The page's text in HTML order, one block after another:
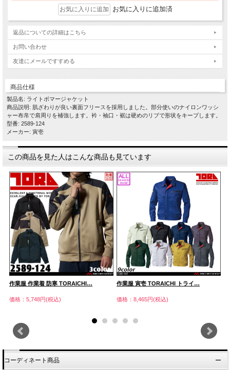
お気に入りに追加済
返品についての詳細はこちら
お問い合わせ
友達にメールですすめる
商品仕様
製品名: ライトボマージャケット
商品説明: 肌ざわりが良い裏面フリースを採用しました。部分使いのナイロンワッシ
ャー布帛で肩周りを補強します。衿・袖口・裾は硬めのリブで形状をキープします。
型番: 2589-124
メーカー: 寅壱
この商品を見た人はこんな商品も見ています
作業服 作業着 防寒 TORAICHI…
価格：5,748円(税込)
作業服 寅壱 TORAICHI トライ…
価格：8,465円(税込)
コーディネート商品